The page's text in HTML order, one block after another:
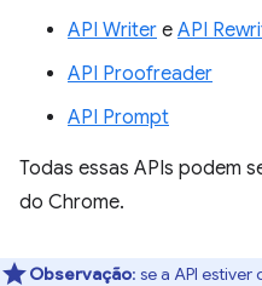
API Writer e API
API Proofreader
API Prompt
Todas essas APIs podem
do Chrome.
Observação: se a API